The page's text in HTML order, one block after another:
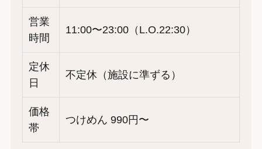
営業
時間
11:00〜23:00（L.O.22:30）
定休
日
不定休（施設に準ずる）
価格
帯
つけめん 990円〜